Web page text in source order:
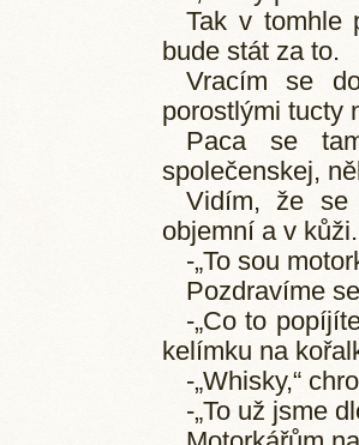
Tak v tomhle
bude stát za to.
Vracím se
porostlými tucty
Paca se
společenskej,
Vidím, že se
objemní a v kůži.
-„To sou
Pozdravíme
-„Co to
kelímku na
-„Whisky,“
-„To už jsme